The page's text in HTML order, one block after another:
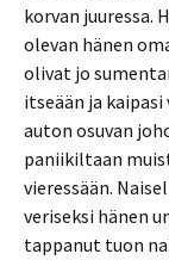
korvan juuressa.
olevan hänen
olivat jo
itseään ja kaipasi
auton osuvan
paniikiltaan
vieressään.
veriseksi hänen
tappanut tuon